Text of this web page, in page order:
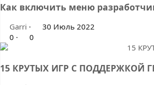
Как включить меню
Garri
30 Июль 2022
0
0
15 КРУТЫХ ИГР С ПОДДЕРЖКОЙ